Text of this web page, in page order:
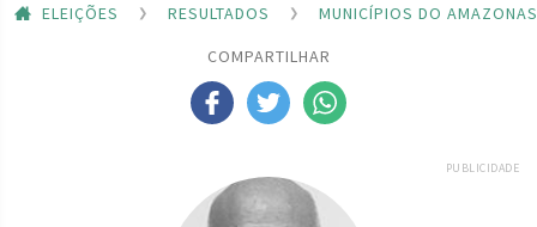
ELEIÇÕES RESULTADOS
MUNICÍPIOS DO AMAZONAS
COMPARTILHAR
PUBLICIDADE